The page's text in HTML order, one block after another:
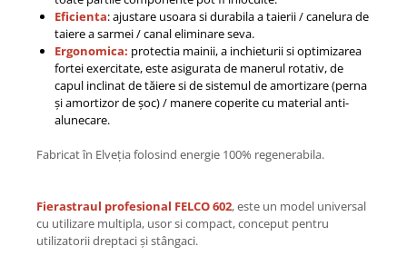
Eficienta: ajustare usoara si durabila a taierii / canelura de
taiere a sarmei / canal eliminare seva.
Ergonomica: protectia mainii, a inchieturii si optimizarea
fortei exercitate, este asigurata de manerul rotativ, de
capul inclinat de tăiere si de sistemul de amortizare (perna
și amortizor de șoc) / manere coperite cu material anti-
alunecare.
Fabricat în Elveția folosind energie 100% regenerabila.
Fierastraul profesional FELCO 602, este un model universal
cu utilizare multipla, usor si compact, conceput pentru
utilizatorii dreptaci și stângaci.